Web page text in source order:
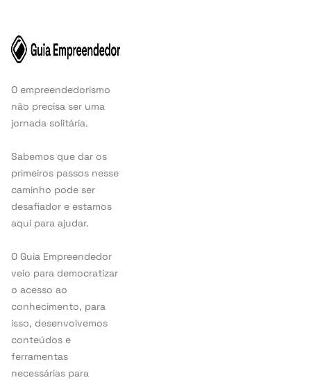
O empreendedorismo
não precisa ser uma
jornada solitária.
Sabemos que dar os
primeiros passos nesse
caminho pode ser
desafiador e estamos
aqui para ajudar.
O Guia Empreendedor
veio para democratizar
o acesso ao
conhecimento, para
isso, desenvolvemos
conteúdos e
ferramentas
necessárias para